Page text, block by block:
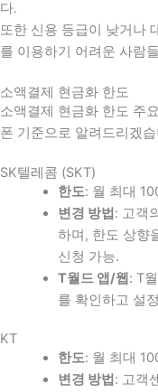
다.
또한 신용 등급이 낮거나
를 이용하기 어려운 사람
소액결제 현금화 한도
소액결제 현금화 한도 주
폰 기준으로 알려드리겠
SK텔레콤 (SKT)
한도: 월 최대
변경 방법 : 고객
하며, 한도 상향
신청 가능.
T월드 앱/웹 : T
를 확인하고 설
KT
한도: 월 최대
변경 방법 : 고객